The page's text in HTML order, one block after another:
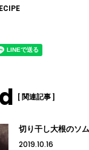
[ 関連記事 ]
切り干し大根のソ
2019.10.16